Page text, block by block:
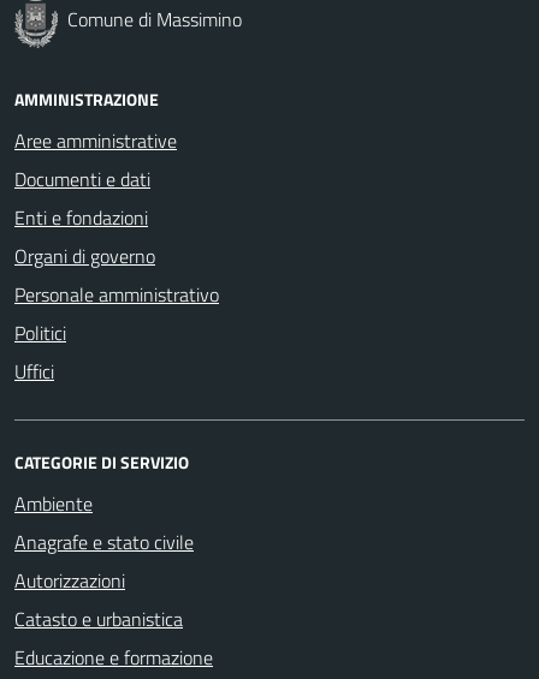
Comune di Massimino
AMMINISTRAZIONE
Aree amministrative
Documenti e dati
Enti e fondazioni
Organi di governo
Personale amministrativo
Politici
Uffici
CATEGORIE DI SERVIZIO
Ambiente
Anagrafe e stato civile
Autorizzazioni
Catasto e urbanistica
Educazione e formazione